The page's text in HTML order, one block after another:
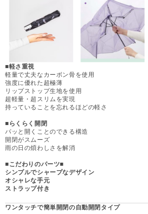
■軽さ重視
軽量で丈夫なカーボン骨を使用
強度に優れた超極薄
リップストップ生地を使用
超軽量・超スリムを実現
持っていることを忘れるほどの軽さ
■らくらく開閉
パッと開くことのできる構造
開閉がスムーズ
雨の日の煩わしさを解消
■こだわりのパーツ■
シンプルでシャープなデザイン
オシャレな手元
ストラップ付き
ワンタッチで簡単開閉の自動開閉タイプ